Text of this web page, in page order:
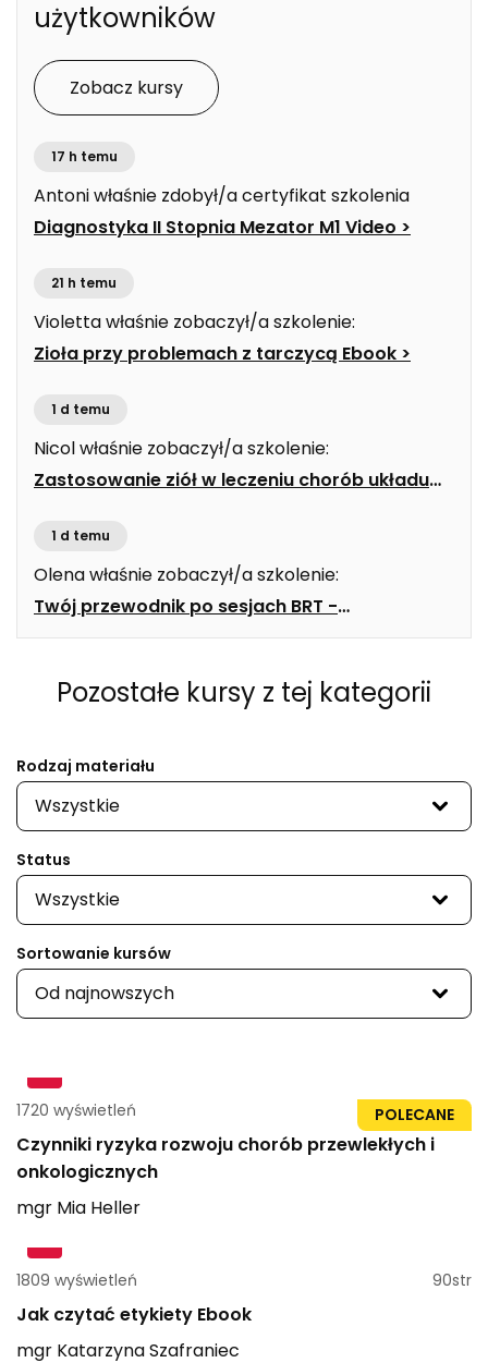
użytkowników
Zobacz kursy
17 h temu
Antoniwłaśnie zdobył/a certyfikat szkolenia
Diagnostyka II Stopnia Mezator M1 Video >
21 h temu
Violettawłaśnie zobaczył/a szkolenie:
Zioła przy problemach z tarczycą Ebook >
1 d temu
Nicolwłaśnie zobaczył/a szkolenie:
Zastosowanie ziół w leczeniu chorób układu
1 d temu
Olenawłaśnie zobaczył/a szkolenie:
Twój przewodnik po sesjach BRT -
częstotliwości, zioła , suplementy Ebook>
Pozostałe kursy z tej kategorii
Rodzaj materiału
Wszystkie
Status
Wszystkie
Sortowanie kursów
Od najnowszych
POLECANE
1720 wyświetleń 96str
Czynniki ryzyka rozwoju chorób przewlekłych i
onkologicznych
mgr Mia Heller
1809 wyświetleń 90str
Jak czytać etykiety Ebook
mgr KatarzynaSzafraniec